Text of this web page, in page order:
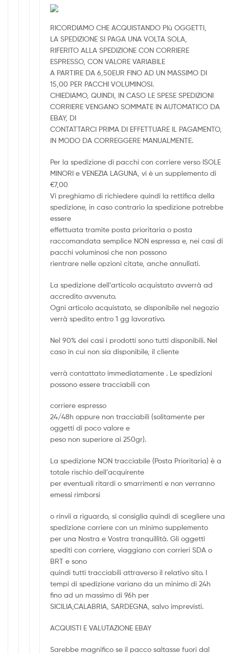
RICORDIAMO CHE ACQUISTANDO PIù OGGETTI,
LA SPEDIZIONE SI PAGA UNA VOLTA SOLA,
RIFERITO ALLA SPEDIZIONE CON CORRIERE
ESPRESSO, CON VALORE VARIABILE
A PARTIRE DA 6,50EUR FINO AD UN MASSIMO DI
15,00 PER PACCHI VOLUMINOSI.
CHIEDIAMO, QUINDI, IN CASO LE SPESE SPEDIZIONI
CORRIERE VENGANO SOMMATE IN AUTOMATICO DA
EBAY, DI
CONTATTARCI PRIMA DI EFFETTUARE IL PAGAMENTO,
IN MODO DA CORREGGERE MANUALMENTE.
Per la spedizione di pacchi con corriere verso ISOLE
MINORI e VENEZIA LAGUNA, vi è un supplemento di
€7,00
Vi preghiamo di richiedere quindi la rettifica della
spedizione, in caso contrario la spedizione potrebbe
essere
effettuata tramite posta prioritaria o posta
raccomandata semplice NON espressa e, nei casi di
pacchi voluminosi che non possono
rientrare nelle opzioni citate, anche annullati.
La spedizione dell’articolo acquistato avverrà ad
accredito avvenuto.
Ogni articolo acquistato, se disponibile nel negozio
verrà spedito entro 1 gg lavorativo.
Nel 90% dei casi i prodotti sono tutti disponibili. Nel
caso in cui non sia disponibile, il cliente
verrà contattato immediatamente . Le spedizioni
possono essere tracciabili con
corriere espresso
24/48h oppure non tracciabili (solitamente per
oggetti di poco valore e
peso non superiore ai 250gr).
La spedizione NON tracciabile (Posta Prioritaria) è a
totale rischio dell’acquirente
per eventuali ritardi o smarrimenti e non verranno
emessi rimborsi
o rinvii a riguardo, si consiglia quindi di scegliere una
spedizione corriere con un minimo supplemento
per una Nostra e Vostra tranquillità. Gli oggetti
spediti con corriere, viaggiano con corrieri SDA o
BRT e sono
quindi tutti tracciabili attraverso il relativo sito. I
tempi di spedizione variano da un minimo di 24h
fino ad un massimo di 96h per
SICILIA,CALABRIA, SARDEGNA, salvo imprevisti.
ACQUISTI E VALUTAZIONE EBAY
Sarebbe magnifico se il pacco saltasse fuori dal